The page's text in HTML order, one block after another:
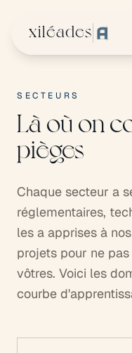
xiléades
SECTEURS
Là où on
pièges
Chaque secteur a
réglementaires,
les a apprises à
projets pour ne
vôtres. Voici les
courbe